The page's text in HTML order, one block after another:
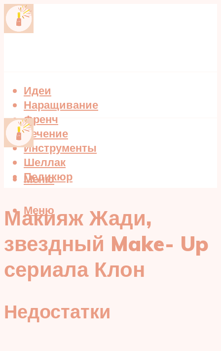
Идеи
Наращивание
Френч
Лечение
Инструменты
Шеллак
Педикюр
Меню
Меню
Макияж Жади,
звездный Make- Up
сериала Клон
Недостатки